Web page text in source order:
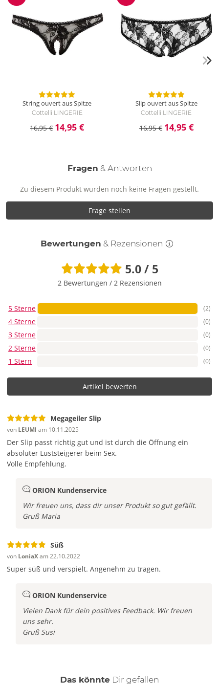
String ouvert aus Spitze
Cottelli LINGERIE
16,95 € 14,95 €
Slip ouvert aus Spitze
Cottelli LINGERIE
16,95 € 14,95 €
Fragen & Antworten
Zu diesem Produkt wurden noch keine Fragen gestellt.
Frage stellen
Bewertungen & Rezensionen
5.0 / 5
2 Bewertungen / 2 Rezensionen
5 Sterne (2)
4 Sterne (0)
3 Sterne (0)
2 Sterne (0)
1 Stern (0)
Artikel bewerten
Megageiler Slip
von LEUMI am 10.11.2025
Der Slip passt richtig gut und ist durch die Öffnung ein
absoluter Luststeigerer beim Sex.
Volle Empfehlung.
ORION Kundenservice
Wir freuen uns, dass dir unser Produkt so gut gefällt.
Gruß Maria
Süß
von LoniaXam 22.10.2022
Super süß und verspielt. Angenehm zu tragen.
ORION Kundenservice
Vielen Dank für dein positives Feedback. Wir freuen
uns sehr.
GrußSusi
Das könnte Dir auch
gefallen